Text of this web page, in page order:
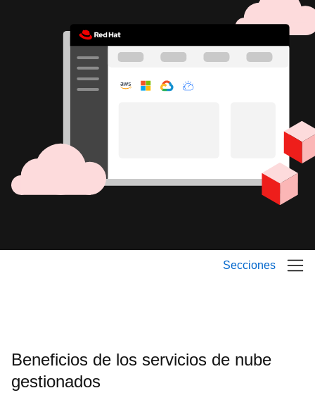
Secciones
Beneficios de los servicios de nube
gestionados